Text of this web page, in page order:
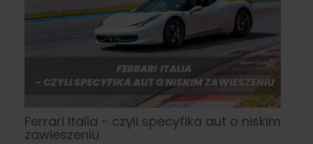
Ferrari Italia - czyli specyfika aut o niskim
zawieszeniu